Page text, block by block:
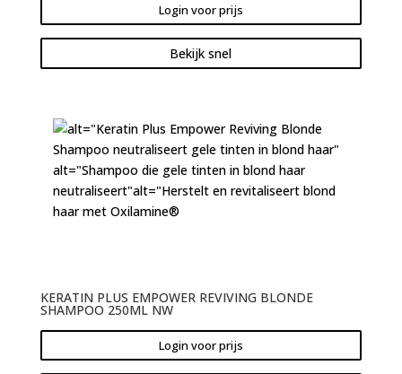
Login voor prijs
Bekijk snel
KERATIN PLUS EMPOWER REVIVING BLONDE
SHAMPOO 250ML NW
Login voor prijs